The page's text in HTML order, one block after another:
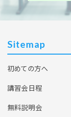
2026年10月3日（
東京校【下期
記）対策 10
同時開催）
Sitemap
初めての方へ
講習会日程
無料説明会